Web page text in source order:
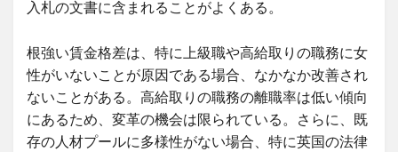
入札の文書に含まれることがよくある。
根強い賃金格差は、特に上級職や高給取りの職務に女
性がいないことが原因である場合、なかなか改善され
ないことがある。高給取りの職務の離職率は低い傾向
にあるため、変革の機会は限られている。さらに、既
存の人材プールに多様性がない場合、特に英国の法律